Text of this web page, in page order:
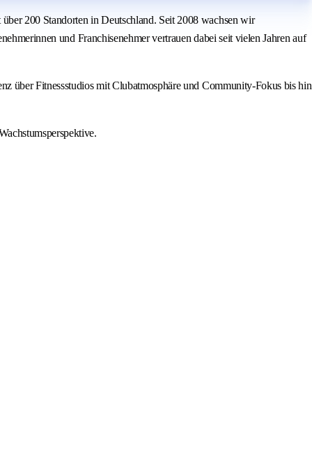
200 Standorten in Deutschland. Seit 2008 wachsen wir
und Franchisenehmer vertrauen dabei seit vielen Jahren auf
über Fitnessstudios mit Clubatmosphäre und Community-Fokus bis hin